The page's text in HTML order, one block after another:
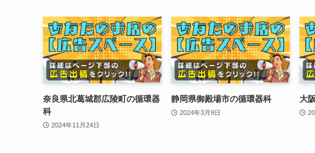
奈良県北葛城郡広陵町の循環器
科
2024年11月24日
静岡県御殿場市の循環器科
2024年3月9日
大